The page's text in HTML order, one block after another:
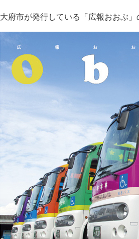
大府市が発行している「広報おおぶ